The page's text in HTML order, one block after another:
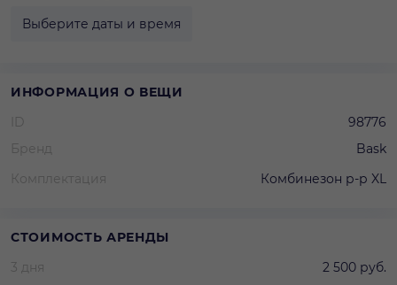
Выберите даты и время
ИНФОРМАЦИЯ О ВЕЩИ
ID
98776
Бренд
Bask
Комплектация
Комбинезон р-р XL
СТОИМОСТЬ АРЕНДЫ
3 дня
2 500 руб.